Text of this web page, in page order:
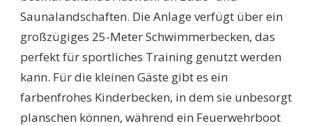
Saunalandschaften. Die Anlage verfügt über ein
großzügiges 25-Meter Schwimmerbecken, das
perfekt für sportliches Training genutzt werden
kann. Für die kleinen Gäste gibt es ein
farbenfrohes Kinderbecken, in dem sie unbesorgt
planschen können, während ein Feuerwehrboot